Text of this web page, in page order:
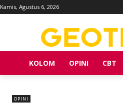
Kamis, Agustus 6, 2026
KOLOM OPINI CBT
OPINI